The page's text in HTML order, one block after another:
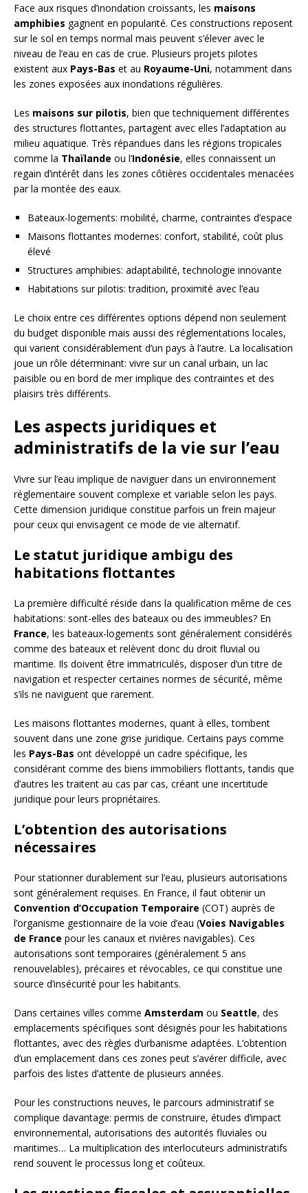
Face aux risques d’inondation croissants, les maisons
amphibies gagnent en popularité. Ces constructions reposent
sur le sol en temps normal mais peuvent s’élever avec le
niveau de l’eau en cas de crue. Plusieurs projets pilotes
existent aux Pays-Bas et au Royaume-Uni, notamment dans
les zones exposées aux inondations régulières.
Les maisons sur pilotis, bien que techniquement différentes
des structures flottantes, partagent avec elles l’adaptation au
milieu aquatique. Très répandues dans les régions tropicales
comme la Thaïlande ou l’Indonésie, elles connaissent un
regain d’intérêt dans les zones côtières occidentales menacées
par la montée des eaux.
Bateaux-logements: mobilité, charme, contraintes d’espace
Maisons flottantes modernes: confort, stabilité, coût plus
élevé
Structures amphibies: adaptabilité, technologie innovante
Habitations sur pilotis: tradition, proximité avec l’eau
Le choix entre ces différentes options dépend non seulement
du budget disponible mais aussi des réglementations locales,
qui varient considérablement d’un pays à l’autre. La localisation
joue un rôle déterminant: vivre sur un canal urbain, un lac
paisible ou en bord de mer implique des contraintes et des
plaisirs très différents.
Les aspects juridiques et
administratifs de la vie sur l’eau
Vivre sur l’eau implique de naviguer dans un environnement
réglementaire souvent complexe et variable selon les pays.
Cette dimension juridique constitue parfois un frein majeur
pour ceux qui envisagent ce mode de vie alternatif.
Le statut juridique ambigu des
habitations flottantes
La première difficulté réside dans la qualification même de ces
habitations: sont-elles des bateaux ou des immeubles? En
France, les bateaux-logements sont généralement considérés
comme des bateaux et relèvent donc du droit fluvial ou
maritime. Ils doivent être immatriculés, disposer d’un titre de
navigation et respecter certaines normes de sécurité, même
s’ils ne naviguent que rarement.
Les maisons flottantes modernes, quant à elles, tombent
souvent dans une zone grise juridique. Certains pays comme
les Pays-Bas ont développé un cadre spécifique, les
considérant comme des biens immobiliers flottants, tandis que
d’autres les traitent au cas par cas, créant une incertitude
juridique pour leurs propriétaires.
L’obtention des autorisations
nécessaires
Pour stationner durablement sur l’eau, plusieurs autorisations
sont généralement requises. En France, il faut obtenir un
Convention d’Occupation Temporaire (COT) auprès de
l’organisme gestionnaire de la voie d’eau (Voies Navigables
de France pour les canaux et rivières navigables). Ces
autorisations sont temporaires (généralement 5 ans
renouvelables), précaires et révocables, ce qui constitue une
source d’insécurité pour les habitants.
Dans certaines villes comme Amsterdam ou Seattle, des
emplacements spécifiques sont désignés pour les habitations
flottantes, avec des règles d’urbanisme adaptées. L’obtention
d’un emplacement dans ces zones peut s’avérer difficile, avec
parfois des listes d’attente de plusieurs années.
Pour les constructions neuves, le parcours administratif se
complique davantage: permis de construire, études d’impact
environnemental, autorisations des autorités fluviales ou
maritimes… La multiplication des interlocuteurs administratifs
rend souvent le processus long et coûteux.